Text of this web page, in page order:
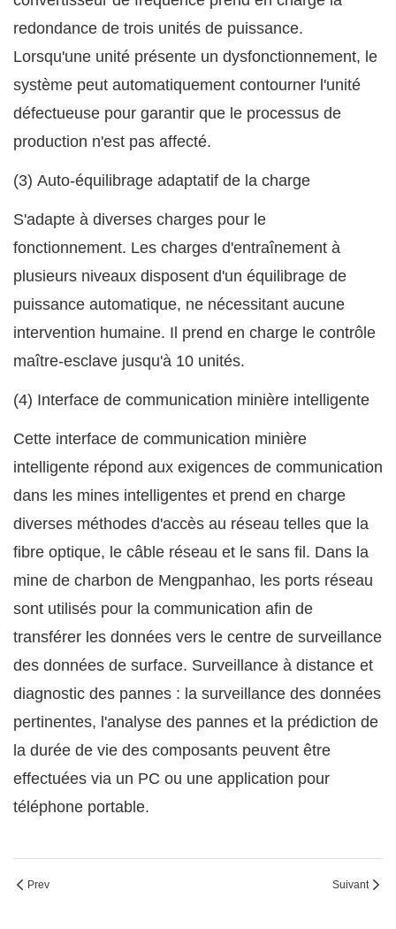
redondance de trois unités de puissance.
Lorsqu'une unité présente un dysfonctionnement, le
système peut automatiquement contourner l'unité
défectueuse pour garantir que le processus de
production n'est pas affecté.
(3) Auto-équilibrage adaptatif de la charge
S'adapte à diverses charges pour le
fonctionnement. Les charges d'entraînement à
plusieurs niveaux disposent d'un équilibrage de
puissance automatique, ne nécessitant aucune
intervention humaine. Il prend en charge le contrôle
maître-esclave jusqu'à 10 unités.
(4) Interface de communication minière intelligente
Cette interface de communication minière
intelligente répond aux exigences de communication
dans les mines intelligentes et prend en charge
diverses méthodes d'accès au réseau telles que la
fibre optique, le câble réseau et le sans fil. Dans la
mine de charbon de Mengpanhao, les ports réseau
sont utilisés pour la communication afin de
transférer les données vers le centre de surveillance
des données de surface. Surveillance à distance et
diagnostic des pannes : la surveillance des données
pertinentes, l'analyse des pannes et la prédiction de
la durée de vie des composants peuvent être
effectuées via un PC ou une application pour
téléphone portable.
Prev Suivant